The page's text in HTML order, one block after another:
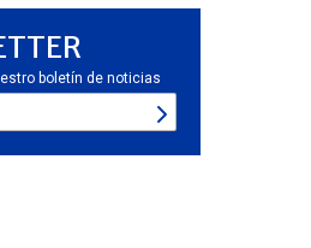
boletín de noticias